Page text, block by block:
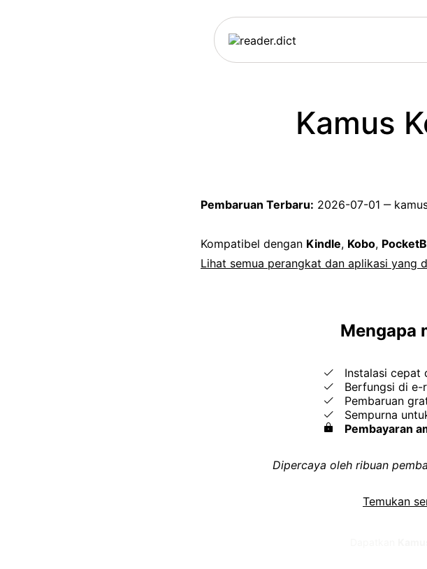
Kamus
Pembaruan Terbaru: 2026-07-01 ‒
Kompatibel dengan Kindle, Kobo,
Lihat semua perangkat dan aplikasi yang
Mengapa
Instalasi cepat
Berfungsi di e-
Pembaruan
Sempurna
Pembayaran
Dipercaya oleh ribuan
Temukan